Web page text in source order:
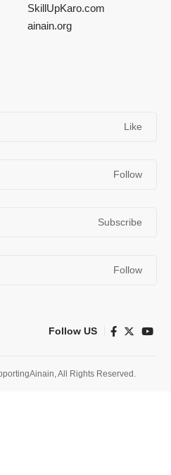
SkillUpKaro.com
ainain.org
Like
Follow
Subscribe
Follow
Follow US
All Rights Reserved.